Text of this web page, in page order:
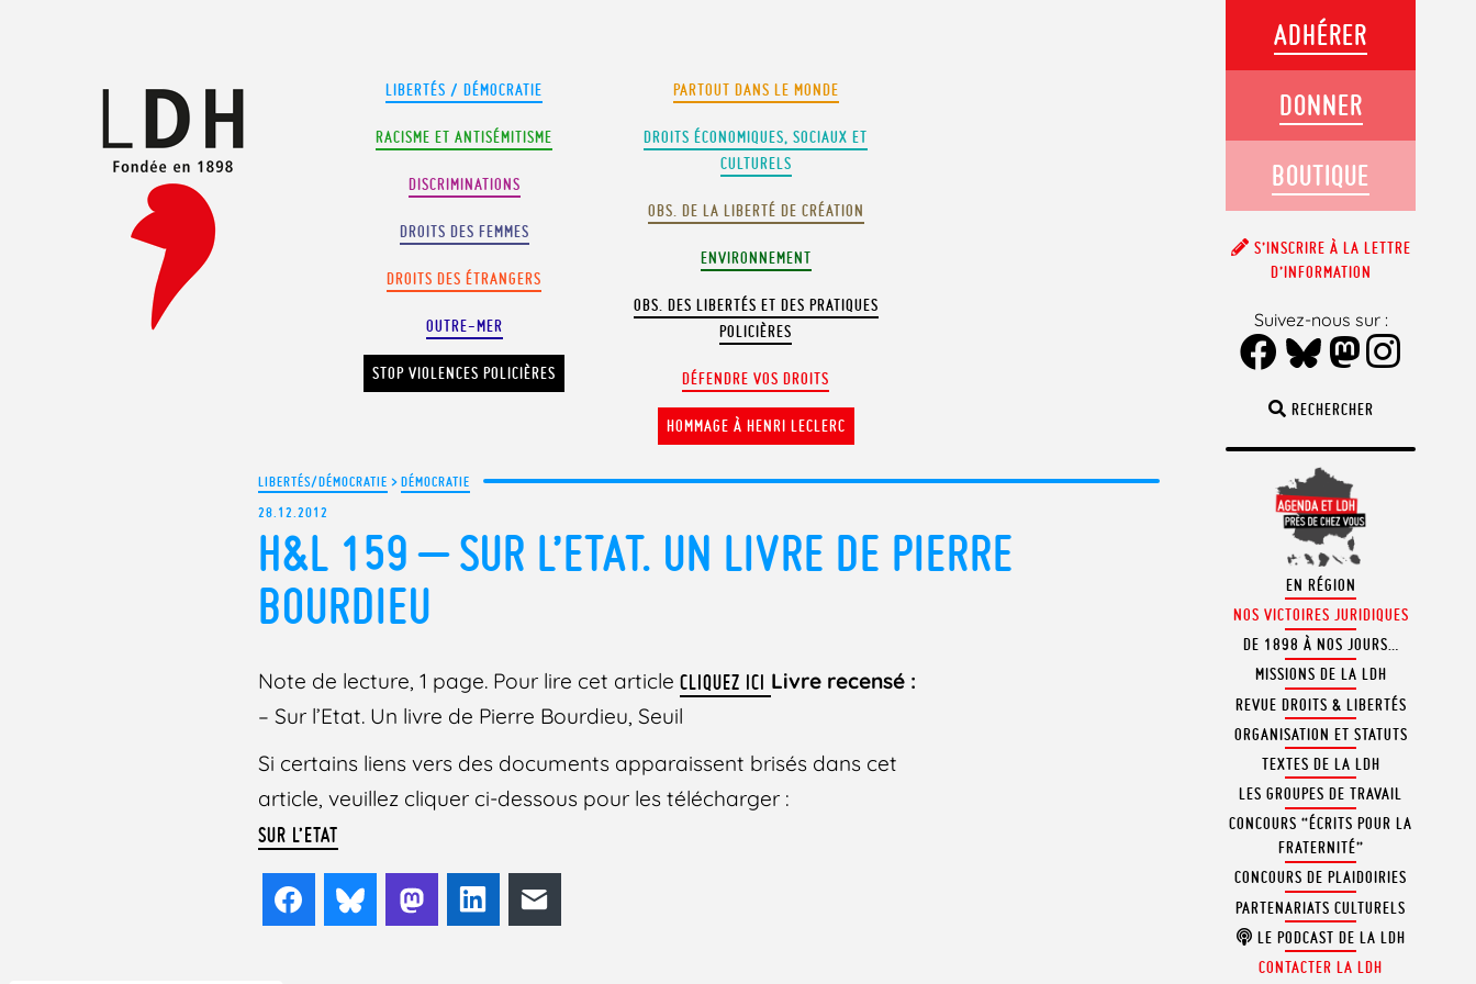
LIBERTÉS / DÉMOCRATIE
RACISME ET ANTISÉMITISME
DISCRIMINATIONS
DROITS DES FEMMES
DROITS DES ÉTRANGERS
OUTRE-MER
STOP VIOLENCES POLICIÈRES
PARTOUT DANS LE MONDE
DROITS ÉCONOMIQUES, SOCIAUX ET
CULTURELS
OBS. DE LA LIBERTÉ DE CRÉATION
ENVIRONNEMENT
OBS. DES LIBERTÉS ET DES PRATIQUES
POLICIÈRES
DÉFENDRE VOS DROITS
HOMMAGE À HENRI LECLERC
LIBERTÉS/DÉMOCRATIE >DÉMOCRATIE
28.12.2012
H&L 159 – SUR L’ETAT. UN LIVRE DE PIERRE
BOURDIEU
Note de lecture, 1 page. Pour lire cet articleCLIQUEZ ICI Livre recensé :
– Sur l’Etat. Un livre de Pierre Bourdieu, Seuil
Si certains liens vers des documents apparaissent brisés dans cet
article, veuillez cliquer ci-dessous pour les télécharger :
SUR L’ETAT
FacebookBlueskyMastodonLinkedIn
RECHERCHER
EN RÉGION
NOS VICTOIRES JURIDIQUES
DE 1898 À NOS JOURS…
MISSIONS DE LA LDH
REVUE DROITS & LIBERTÉS
ORGANISATION ET STATUTS
TEXTES DE LA LDH
LES GROUPES DE TRAVAIL
CONCOURS “ÉCRITS POUR LA
FRATERNITÉ”
CONCOURS DE PLAIDOIRIES
PARTENARIATS CULTURELS
LE PODCAST DE LA LDH
CONTACTER LA LDH
ADHÉRER
DONNER
BOUTIQUE
S’INSCRIRE À LA LETTRE
D’INFORMATION
Suivez-nous sur :